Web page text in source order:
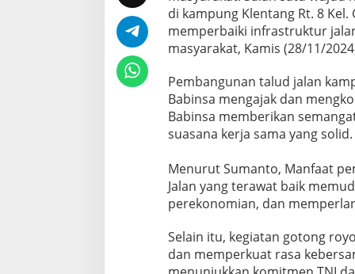
k
o
h
I
f
r
a
s
t
u
k
t
D
e
s
di kampung Klentang Rt. 8
memperbaiki infrastruktur
masyarakat, Kamis (28/11/
Pembangunan talud jalan
Babinsa mengajak dan
Babinsa memberikan
suasana kerja sama yang solid.
Menurut Sumanto, Manfaat
Jalan yang terawat baik
perekonomian, dan
Selain itu, kegiatan gotong
dan memperkuat rasa